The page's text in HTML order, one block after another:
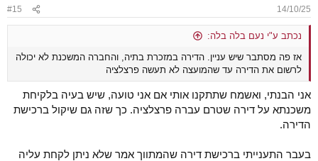
14/10/25
#15
נכתב ע"י נעם בלה בלה:
אז פה מסתבר שיש עניין. הדירה במזכרת בתיה, והחברה המשכנת לא יכולה
לרשום את הדירה עד שהמועצה לא תעשה פרצלציה
אני הבנתי, ואשמח שתתקנו אותי אם אני טועה, שיש בעיה בלקיחת
משכנתא על דירה שטרם עברה פרצלציה. כך שזה גם שיקול ברכישת
הדירה.
בעבר התענייתי ברכישת דירה שהמתווך אמר שלא ניתן לקחת עליה